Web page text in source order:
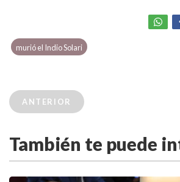
murió el Indio Solari
ANTERIOR
También te puede